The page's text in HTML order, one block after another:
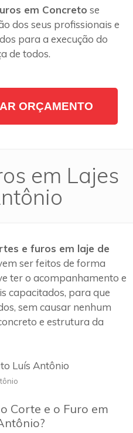
em Concreto se
dos seus profissionais e
para a execução do
de todos.
ORÇAMENTO
em Lajes
e furos em laje de
ser feitos de forma
ter o acompanhamento e
capacitados, para que
sem causar nenhum
e estrutura da
Corte e o Furo em